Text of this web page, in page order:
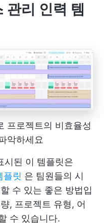
리 인력 템
프로젝트의 비효율성
악하세요
시된 이 템플릿은
플릿 은 팀원들의 시
수 있는 좋은 방법입
, 프로젝트 유형, 어
수 있습니다.